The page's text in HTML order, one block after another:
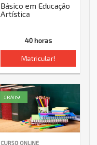
Básico em Educação
Artística
40 horas
Matricular!
CURSO ONLINE
GRÁTIS!